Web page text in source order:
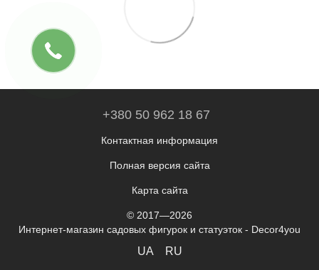
+380 50 962 18 67
Контактная информация
Полная версия сайта
Карта сайта
© 2017—2026
Интернет-магазин садовых фигурок и статуэток - Decor4you
UA RU